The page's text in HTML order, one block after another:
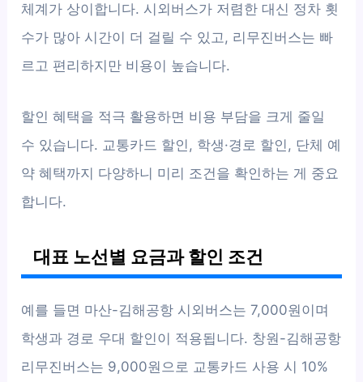
체계가 상이합니다. 시외버스가 저렴한 대신 정차 횟
수가 많아 시간이 더 걸릴 수 있고, 리무진버스는 빠
르고 편리하지만 비용이 높습니다.
할인 혜택을 적극 활용하면 비용 부담을 크게 줄일
수 있습니다. 교통카드 할인, 학생·경로 할인, 단체 예
약 혜택까지 다양하니 미리 조건을 확인하는 게 중요
합니다.
대표 노선별 요금과 할인 조건
예를 들면 마산-김해공항 시외버스는 7,000원이며
학생과 경로 우대 할인이 적용됩니다. 창원-김해공항
리무진버스는 9,000원으로 교통카드 사용 시 10%